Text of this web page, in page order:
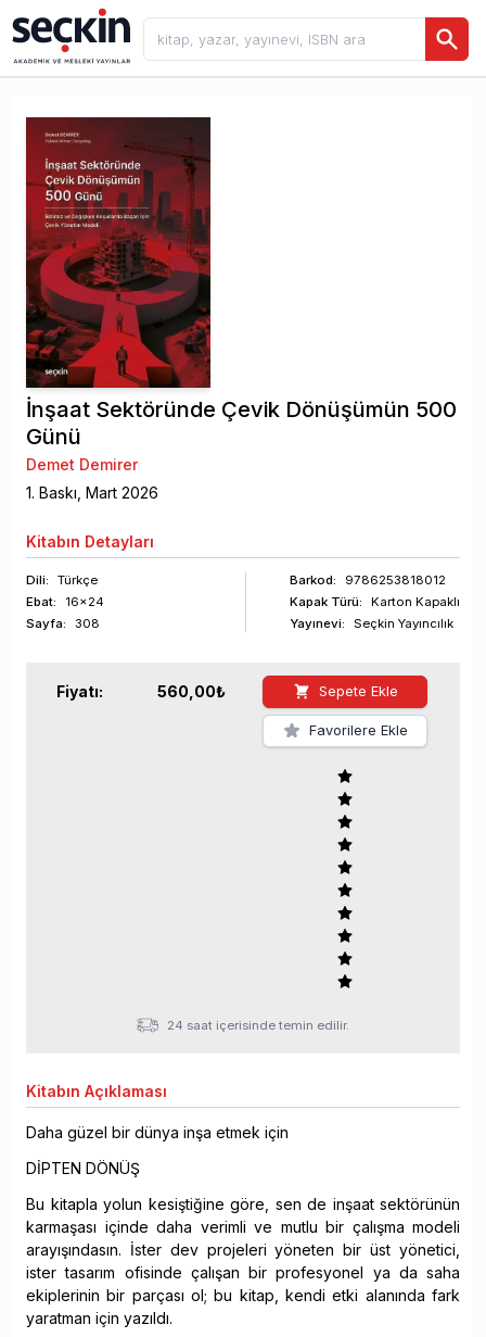
İnşaat Sektöründe Çevik Dönüşümün 500
Günü
Demet Demirer
1. Baskı, Mart 2026
Kitabın Detayları
Dili:
Türkçe
Ebat:
16x24
Sayfa: 308
Barkod:
9786253818012
Kapak Türü:
Karton Kapaklı
Yayınevi:
Seçkin Yayıncılık
Fiyatı: 560,00₺ Sepete Ekle
Favorilere Ekle
24 saat içerisinde temin edilir.
Kitabın Açıklaması
Daha güzel bir dünya inşa etmek için
DİPTEN DÖNÜŞ
Bu kitapla yolun kesiştiğine göre, sen de inşaat sektörünün
karmaşası içinde daha verimli ve mutlu bir çalışma modeli
arayışındasın. İster dev projeleri yöneten bir üst yönetici,
ister tasarım ofisinde çalışan bir profesyonel ya da saha
ekiplerinin bir parçası ol; bu kitap, kendi etki alanında fark
yaratman için yazıldı.